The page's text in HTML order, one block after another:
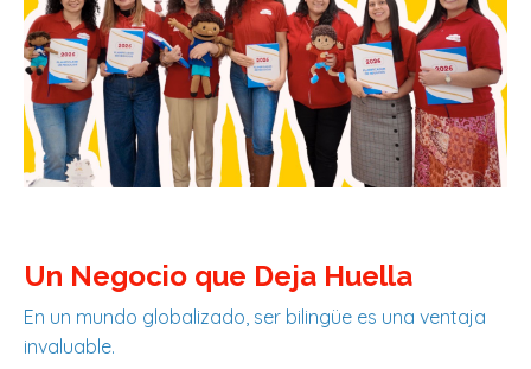
Un Negocio que Deja Huella
En un mundo globalizado, ser bilingüe es una ventaja
invaluable.